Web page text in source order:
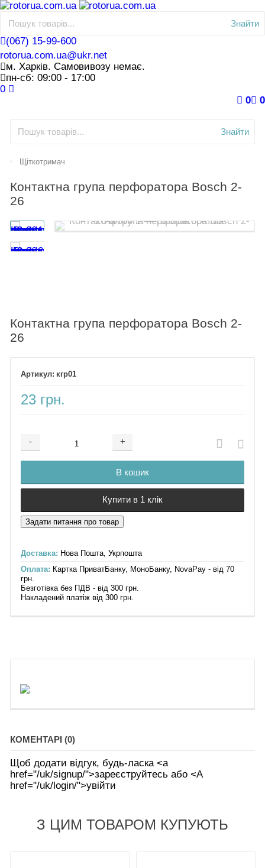
Знайти
(067) 15-99-600
rotorua.com.ua@ukr.net
м. Харків. Самовивозу немає.
пн-сб: 09:00 - 17:00
0
0
0
Знайти
Щіткотримач
Контактна група перфоратора Bosch 2-
26
Контактна група перфоратора Bosch 2-
26
кгр01
23 грн.
- +
Додається ...
В кошик
Доданий
Купити в 1 клік
Доставка: Нова Пошта, Укрпошта
Оплата: Картка ПриватБанку, МоноБанку, NovaPay - від 70
грн.
Безготівка без ПДВ - від 300 грн.
Накладений платіж від 300 грн.
КОМЕНТАРІ (0)
Щоб додати відгук, будь-ласка <а
href="/uk/signup/">зареєструйтесь або <А
href="/uk/login/">увійти
З ЦИМ ТОВАРОМ КУПУЮТЬ